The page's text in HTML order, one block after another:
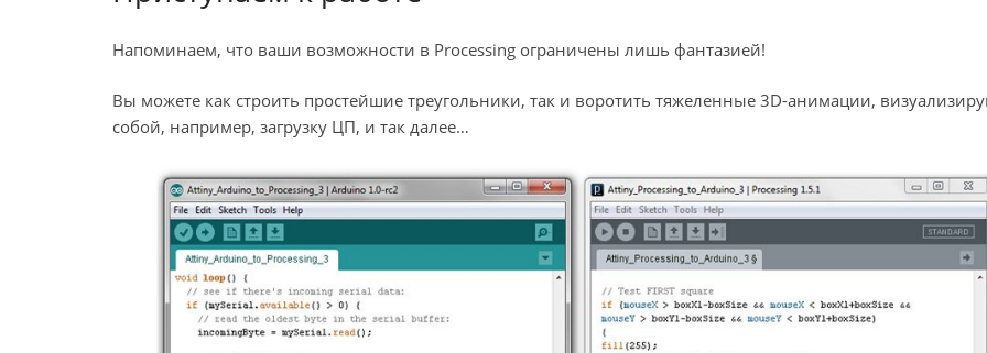
Напоминаем, что ваши возможности в Processing ограничены лишь фантазией!
Вы можете как строить простейшие треугольники, так и воротить тяжеленные 3D-анимации,
собой, например, загрузку ЦП, и так далее…